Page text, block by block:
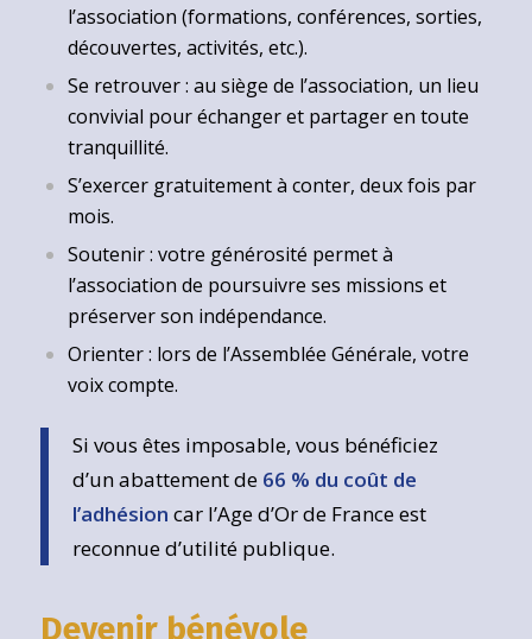
l’association (formations, conférences, sorties,
découvertes, activités, etc.).
Se retrouver : au siège de l’association, un lieu
convivial pour échanger et partager en toute
tranquillité.
S’exercer gratuitement à conter, deux fois par
mois.
Soutenir : votre générosité permet à
l’association de poursuivre ses missions et
préserver son indépendance.
Orienter : lors de l’Assemblée Générale, votre
voix compte.
Si vous êtes imposable, vous bénéficiez
d’un abattement de 66 % du coût de
l’adhésion car l’Age d’Or de France est
reconnue d’utilité publique.
Devenir bénévole